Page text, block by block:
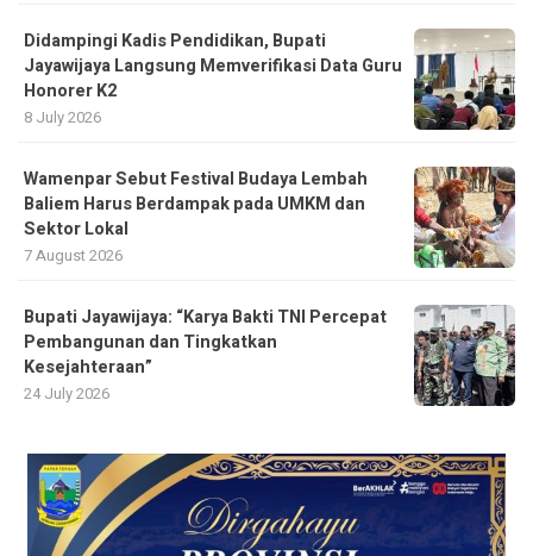
Didampingi Kadis Pendidikan, Bupati
Jayawijaya Langsung Memverifikasi Data Guru
Honorer K2
8 July 2026
Wamenpar Sebut Festival Budaya Lembah
Baliem Harus Berdampak pada UMKM dan
Sektor Lokal
7 August 2026
Bupati Jayawijaya: “Karya Bakti TNI Percepat
Pembangunan dan Tingkatkan
Kesejahteraan”
24 July 2026